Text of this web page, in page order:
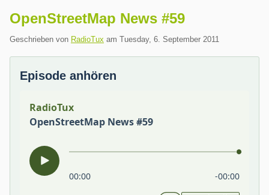
OpenStreetMap News #59
Geschrieben von RadioTux am Tuesday, 6. September 2011
Episode anhören